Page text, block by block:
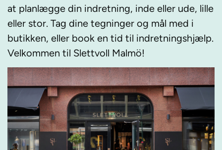
at planlægge din indretning, inde eller ude, lille
eller stor. Tag dine tegninger og mål med i
butikken, eller book en tid til indretningshjælp.
Velkommen til Slettvoll Malmö!